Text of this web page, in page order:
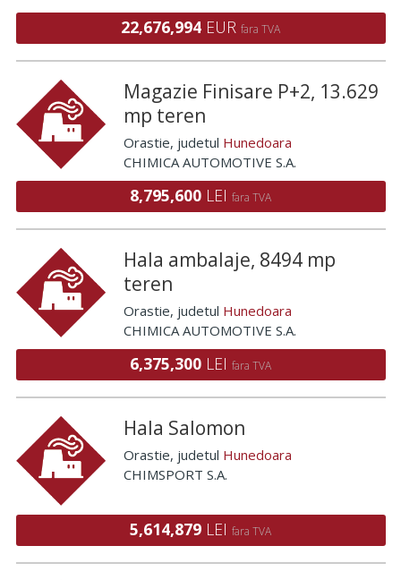
22,676,994 EUR fara TVA
Magazie Finisare P+2, 13.629
mp teren
Orastie, judetul Hunedoara
CHIMICA AUTOMOTIVE S.A.
8,795,600 LEI fara TVA
Hala ambalaje, 8494 mp
teren
Orastie, judetul Hunedoara
CHIMICA AUTOMOTIVE S.A.
6,375,300 LEI fara TVA
Hala Salomon
Orastie, judetul Hunedoara
CHIMSPORT S.A.
5,614,879 LEI fara TVA